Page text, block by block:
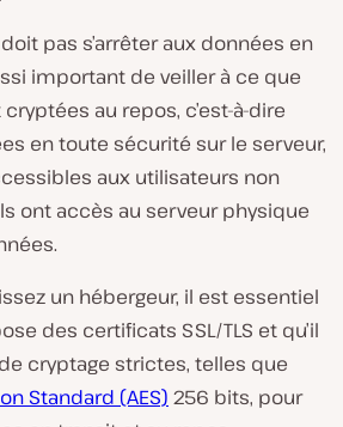
pas s’arrêter aux données en
important de veiller à ce que
au repos, c’est-à-dire
en toute sécurité sur le serveur,
aux utilisateurs non
ont accès au serveur physique
un hébergeur, il est essentiel
des certificats SSL/TLS et qu’il
cryptage strictes, telles que
Standard (AES) 256 bits, pour